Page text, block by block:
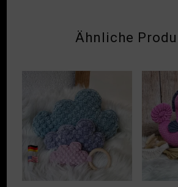
Ähnliche